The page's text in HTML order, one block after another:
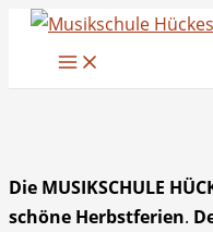
Zum
Die MUSIKSCHULE
schöne Herbstferien.